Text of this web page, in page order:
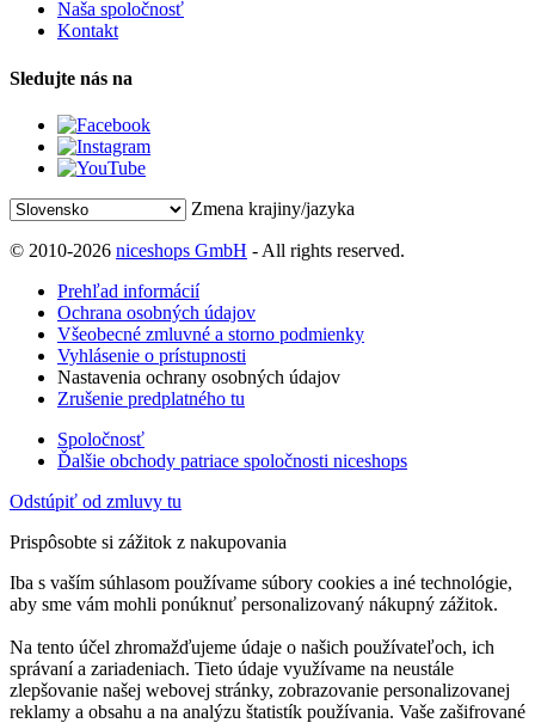
Naša spoločnosť
Kontakt
Sledujte nás na
Zmena krajiny/jazyka
© 2010-2026 niceshops GmbH - All rights reserved.
Prehľad informácií
Ochrana osobných údajov
Všeobecné zmluvné a storno podmienky
Vyhlásenie o prístupnosti
Nastavenia ochrany osobných údajov
Zrušenie predplatného tu
Spoločnosť
Ďalšie obchody patriace spoločnosti niceshops
Odstúpiť od zmluvy tu
Prispôsobte si zážitok z nakupovania
Iba s vaším súhlasom používame súbory cookies a iné technológie,
aby sme vám mohli ponúknuť personalizovaný nákupný zážitok.
Na tento účel zhromažďujeme údaje o našich používateľoch, ich
správaní a zariadeniach. Tieto údaje využívame na neustále
zlepšovanie našej webovej stránky, zobrazovanie personalizovanej
reklamy a obsahu a na analýzu štatistík používania. Vaše zašifrované